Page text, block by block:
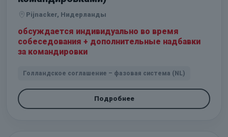
Pijnacker, Нидерланды
обсуждается индивидуально во время
собеседования + дополнительные надбавки
за командировки
Голландское соглашение – фазовая система (NL)
Подробнее